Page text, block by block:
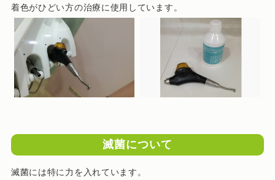
着色がひどい方の治療に使用しています。
滅菌について
滅菌には特に力を入れています。